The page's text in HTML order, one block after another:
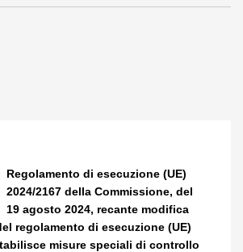
Regolamento di esecuzione (UE)
2024/2167 della Commissione, del
19 agosto 2024, recante modifica
regolamento di esecuzione (UE)
misure speciali di controllo